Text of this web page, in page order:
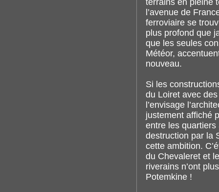
terrains en pleine
l’avenue de
ferroviaire se
plus profond que
que les seules
Météor,
nouveau.
Si les
du Loiret avec
l’envisage
justement affiché
entre les
destruction par la
cette ambition.
du Chevaleret et
riverains n’ont
Potemkine !